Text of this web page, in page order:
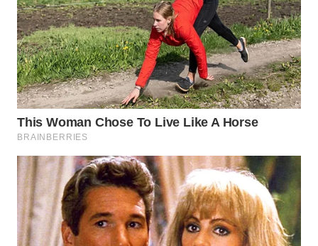
WN
DEPOK
WN
TAPANULI
UTARA
WN
SAMOSIR
WN
PADANG
LAWAS